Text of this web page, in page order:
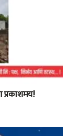
प्रकाशमय!